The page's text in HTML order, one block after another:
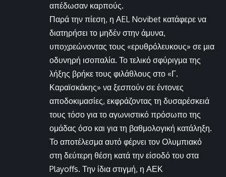
απέδωσαν καρπούς.
Παρά την πίεση, η AEL Novibet κατάφερε να
διατηρήσει το μηδέν στην άμυνα,
υποχρεώνοντας τους «ερυθρόλευκους» σε μια
οδυνηρή ισοπαλία. Το τελικό σφύριγμα της
λήξης βρήκε τους φιλάθλους στο «Γ.
Καραϊσκάκης» να ξεσπούν σε έντονες
αποδοκιμασίες, εκφράζοντας τη δυσαρέσκειά
τους τόσο για το αγωνιστικό πρόσωπο της
ομάδας όσο και για τη βαθμολογική κατάληξη.
Το αποτέλεσμα αυτό φέρνει τον Ολυμπιακό
στη δεύτερη θέση κατά την είσοδό του στα
Playoffs. Την ίδια στιγμή, η ΑΕΚ